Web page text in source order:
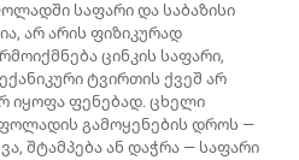
საფარი და საბაზისი
არ არის ფიზიკურად
ცინკის საფარი,
ტვირთის ქვეშ არ
იყოფა ფენებად. ცხელი
გამოყენების დროს —
შტამპება ან დაჭრა — საფარი